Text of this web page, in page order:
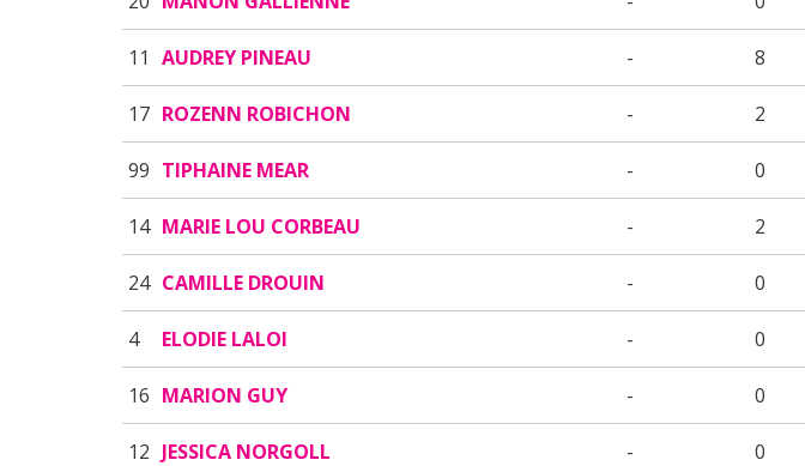
11 AUDREY PINEAU - 8
17 ROZENN ROBICHON - 2
99 TIPHAINE MEAR - 0
14 MARIE LOU CORBEAU - 2
24 CAMILLE DROUIN - 0
4 ELODIE LALOI - 0
16 MARION GUY - 0
12 JESSICA NORGOLL - 0